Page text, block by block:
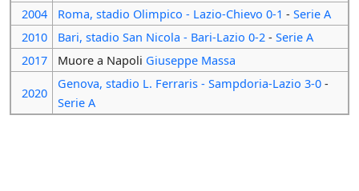
2004
Roma, stadio Olimpico - Lazio-Chievo 0-1 - Serie A
2010
Bari, stadio San Nicola - Bari-Lazio 0-2- Serie A
2017
Muore a Napoli Giuseppe Massa
2020
Genova, stadio L. Ferraris - Sampdoria-Lazio 3-0-
Serie A